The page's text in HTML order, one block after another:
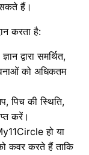
हैं।
करता है:
द्वारा समर्थित,
को अधिकतम
पिच की स्थिति,
करें।
हो या
कवर करते हैं ताकि